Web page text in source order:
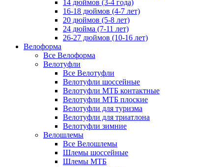
14 дюймов (3-4 года)
16-18 дюймов (4-7 лет)
20 дюймов (5-8 лет)
24 дюйма (7-11 лет)
26-27 дюймов (10-16 лет)
Велоформа
Все Велоформа
Велотуфли
Все Велотуфли
Велотуфли шоссейные
Велотуфли МТБ контактные
Велотуфли МТБ плоские
Велотуфли для туризма
Велотуфли для триатлона
Велотуфли зимние
Велошлемы
Все Велошлемы
Шлемы шоссейные
Шлемы МТБ